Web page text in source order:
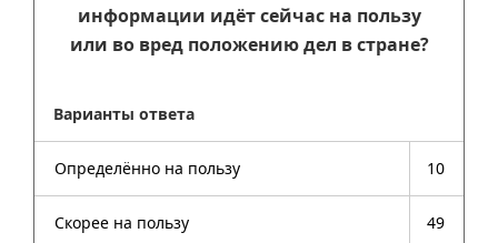
информации идёт сейчас на пользу
или во вред положению дел в стране?
Варианты ответа
Определённо на пользу 10
Скорее на пользу 49